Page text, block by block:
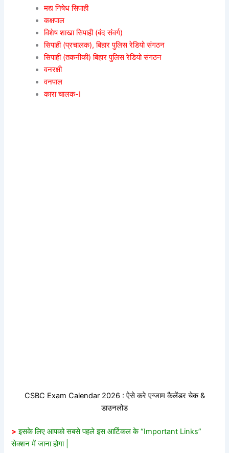
मद्य निषेध सिपाही
कक्षपाल
विशेष शाखा सिपाही (बंद संवर्ग)
सिपाही (प्रचालक), बिहार पुलिस रेडियो संगठन
सिपाही (तकनीकी) बिहार पुलिस रेडियो संगठन
वनरक्षी
वनपाल
कारा चालक-I
CSBC Exam Calendar 2026 : ऐसे करे एग्जाम कैलेंडर चेक &
डाउनलोड
> इसके लिए आपको सबसे पहले इस आर्टिकल के “Important Links”
सेक्शन में जाना होगा |